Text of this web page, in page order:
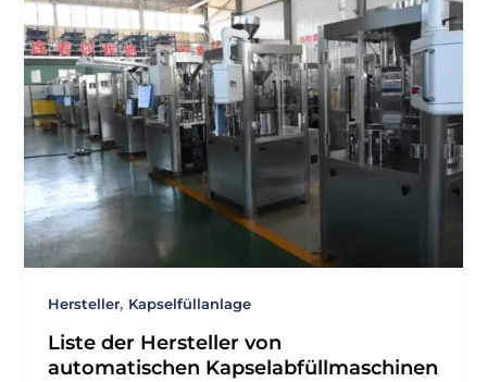
Hersteller, Kapselfüllanlage
Liste der Hersteller von
automatischen Kapselabfüllmaschinen